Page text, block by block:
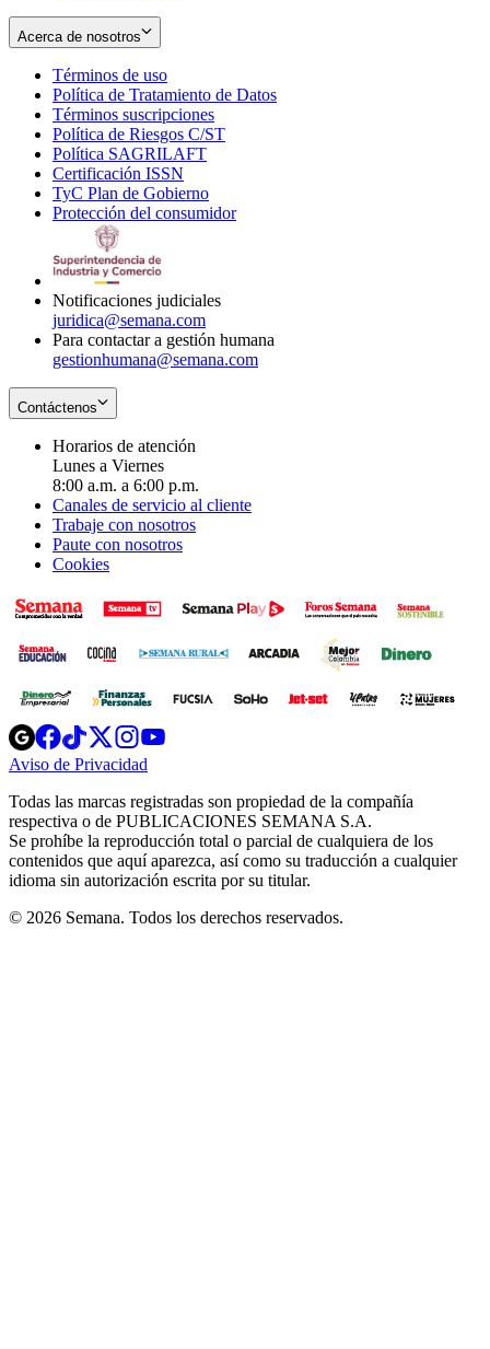
Acerca de nosotros
Términos de uso
in
new
window
Política de Tratamiento de Datos
Términos suscripciones
in
Política de Riesgos C/ST
Política SAGRILAFT
new
window
Certificación ISSN
in
new
TyC Plan de Gobierno
in
Protección del consumidorOpens
Notificaciones judiciales
juridica@semana.com
Para contactar a gestión humana
gestionhumana@semana.com
Contáctenos
Horarios de atención
Lunes a Viernes
8:00 a.m. a 6:00 p.m.
Canales de servicio al cliente
Trabaje con nosotros
Paute con nosotros
Cookies
Opens
in
new
Opens
in
new
Opens
in
new
window
Opens
new
windowwindow
Aviso de Privacidad
new
window
Todas las marcas registradas son propiedad de la compañía
respectiva o de PUBLICACIONES SEMANA S.A.
Se prohíbe la reproducción total o parcial de cualquiera de los
contenidos que aquí aparezca, así como su traducción a cualquier
idioma sin autorización escrita por su titular.
© 2026 Semana. Todos los derechos reservados.